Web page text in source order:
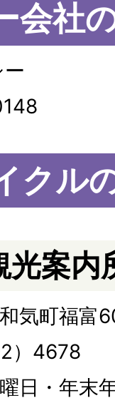
会社
クル
光案内
気町福富
）4678
日・年末